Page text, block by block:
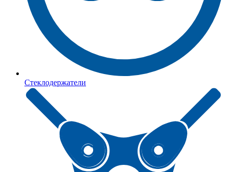
Стеклодержатели